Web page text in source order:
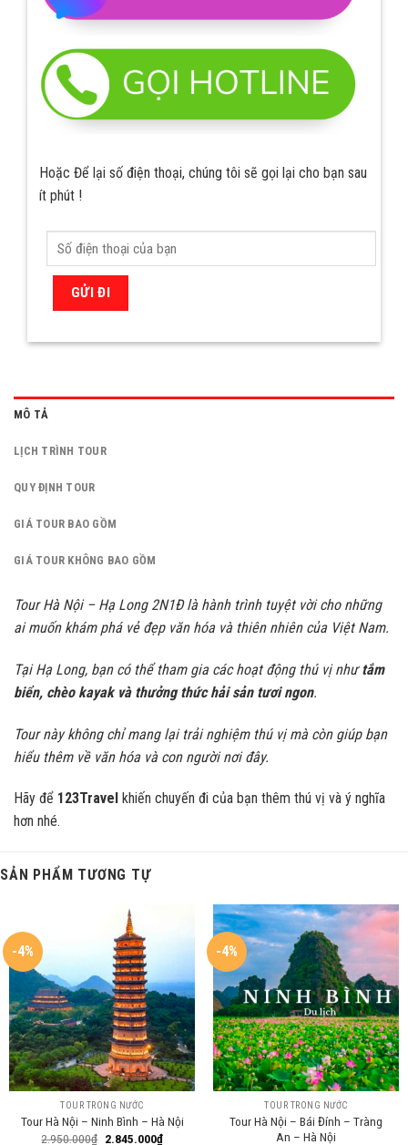
Hoặc Để lại số điện thoại, chúng tôi sẽ gọi lại cho bạn sau
ít phút !
MÔ TẢ
LỊCH TRÌNH TOUR
QUY ĐỊNH TOUR
GIÁ TOUR BAO GỒM
GIÁ TOUR KHÔNG BAO GỒM
Tour Hà Nội – Hạ Long 2N1Đ là hành trình tuyệt vời cho những
ai muốn khám phá vẻ đẹp văn hóa và thiên nhiên của Việt Nam.
Tại Hạ Long, bạn có thể tham gia các hoạt động thú vị nhưtắm
biển, chèo kayak và thưởng thức hải sản tươi ngon.
Tour này không chỉ mang lại trải nghiệm thú vị mà còn giúp bạn
hiểu thêm về văn hóa và con người nơi đây.
Hãy để 123Travel khiến chuyến đi của bạn thêm thú vị và ý nghĩa
hơn nhé.
SẢN PHẨM TƯƠNG TỰ
-4%
TOUR TRONG NƯỚC
Tour Hà Nội – Ninh Bình – Hà Nội
2.950.000₫ 2.845.000₫
-4%
TOUR TRONG NƯỚC
Tour Hà Nội – Bái Đính – Tràng
An – Hà Nội